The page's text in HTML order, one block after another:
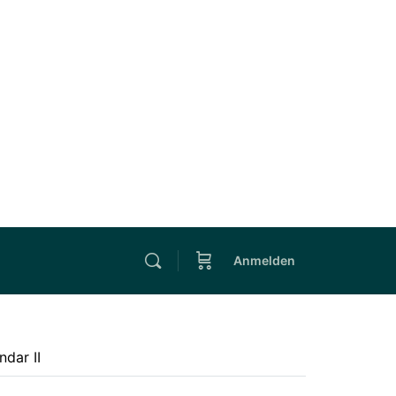
Anmelden
II